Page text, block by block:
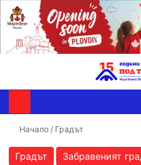
Начало / Градът
Градът Забравеният